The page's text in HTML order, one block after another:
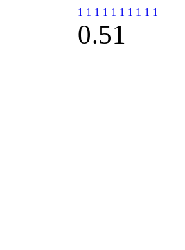
1 1 1 1 1 1 1 1 1 1
0.51